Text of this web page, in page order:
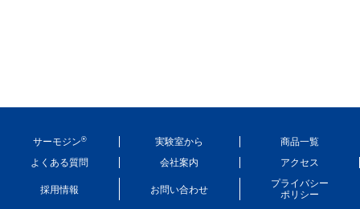
サーモジン® 実験室から
商品一覧
よくある質問
会社案内 アクセス
採用情報 お問い合わせ
プライバシー
ポリシー